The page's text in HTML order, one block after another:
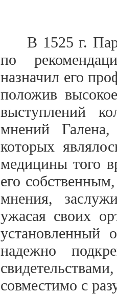
В 1525 г.
по
назначил его
положив
выступлений
мнений
которых
медицины того
его
мнения,
ужасая своих
установленный
надежно
совместимо с